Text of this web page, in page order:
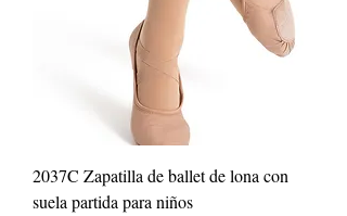
2037C Zapatilla de ballet de lona con
suela partida para niños